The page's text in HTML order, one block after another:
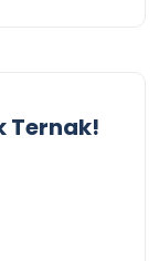
Ternak!